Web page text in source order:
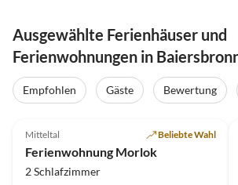
Ausgewählte Ferienhäuser und
Ferienwohnungen in
Empfohlen Gäste Bewertung
Mitteltal Beliebte Wahl
Ferienwohnung Morlok
2 Schlafzimmer